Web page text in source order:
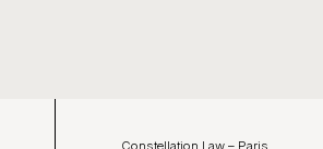
Constellation Law – Paris